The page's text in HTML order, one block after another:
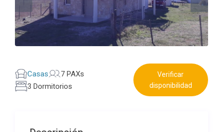
Casas
7 PAXs
3 Dormitorios
Verificar
disponibilidad